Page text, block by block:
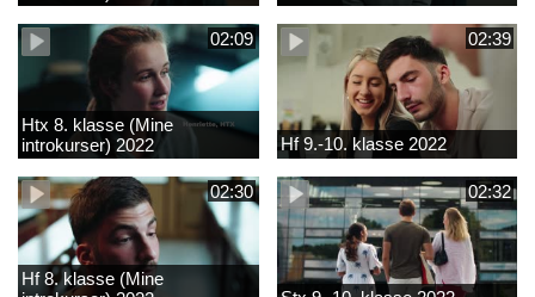
02:09
Htx 8. klasse (Mine
introkurser) 2022
02:39
Hf 9.-10. klasse 2022
02:30
Hf 8. klasse (Mine
02:32